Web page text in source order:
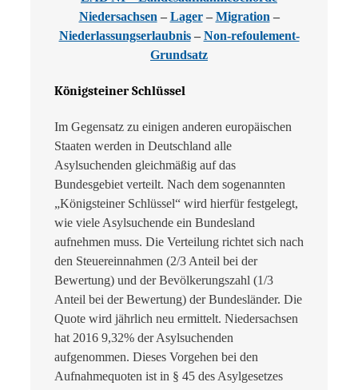
Niedersachsen – Lager– Migration –
Niederlassungserlaubnis– Non-refoulement-
Grundsatz
Königsteiner Schlüssel
Im Gegensatz zu einigen anderen europäischen
Staaten werden in Deutschland alle
Asylsuchenden gleichmäßig auf das
Bundesgebiet verteilt. Nach dem sogenannten
„Königsteiner Schlüssel“ wird hierfür festgelegt,
wie viele Asylsuchende ein Bundesland
aufnehmen muss. Die Verteilung richtet sich nach
den Steuereinnahmen (2/3 Anteil bei der
Bewertung) und der Bevölkerungszahl (1/3
Anteil bei der Bewertung) der Bundesländer. Die
Quote wird jährlich neu ermittelt. Niedersachsen
hat 2016 9,32% der Asylsuchenden
aufgenommen. Dieses Vorgehen bei den
Aufnahmequoten ist in § 45 des Asylgesetzes